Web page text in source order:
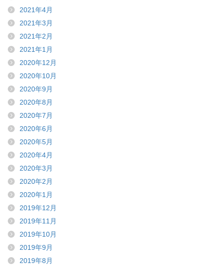
2021年4月
2021年3月
2021年2月
2021年1月
2020年12月
2020年10月
2020年9月
2020年8月
2020年7月
2020年6月
2020年5月
2020年4月
2020年3月
2020年2月
2020年1月
2019年12月
2019年11月
2019年10月
2019年9月
2019年8月